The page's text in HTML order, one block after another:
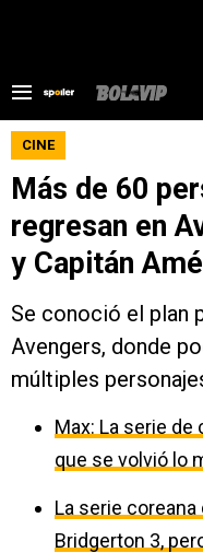
CINE
Más de 60
regresan en
y Capitán
Se conoció el plan
Avengers, donde
múltiples
Max: La serie de
que se volvió lo
La serie
Bridgerton 3,